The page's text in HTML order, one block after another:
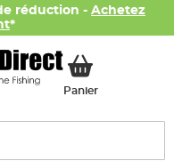
réduction - Achetez
*
PanierMon panier